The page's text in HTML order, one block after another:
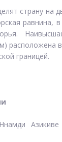
страну на
равнина,
расположена
границей.